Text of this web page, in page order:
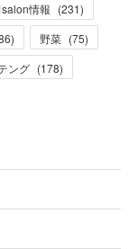
情報 (231)
) 野菜 (75)
ング (178)